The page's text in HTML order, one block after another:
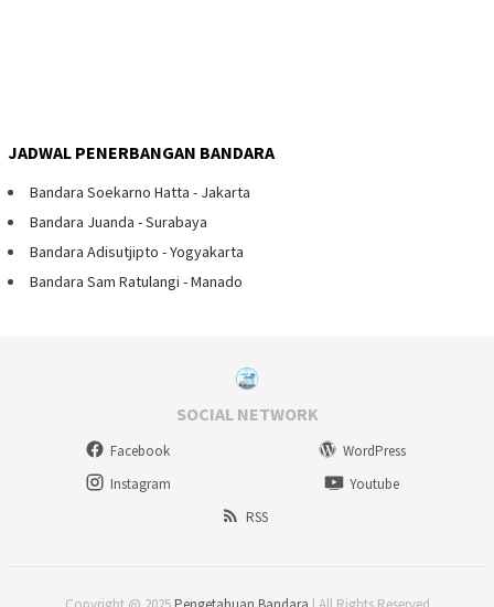
JADWAL PENERBANGAN BANDARA
Bandara Soekarno Hatta - Jakarta
Bandara Juanda - Surabaya
Bandara Adisutjipto - Yogyakarta
Bandara Sam Ratulangi - Manado
SOCIAL NETWORK
Facebook
WordPress
Instagram
Youtube
RSS